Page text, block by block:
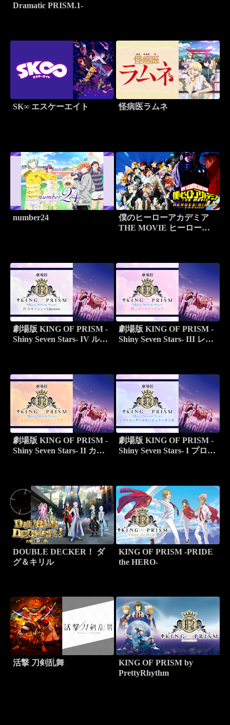
Dramatic PRISM.1-
SK∞ エスケーエイト 怪病医ラムネ
number24
僕のヒーローアカデミア
THE MOVIE ヒーロー
劇場版 KING OF PRISM -
Shiny Seven Stars- IV ルヰ
劇場版 KING OF PRISM -
Shiny Seven Stars- III レオ
劇場版 KING OF PRISM -
Shiny Seven Stars- II カケ
劇場版 KING OF PRISM -
Shiny Seven Stars- I プロロ
DOUBLE DECKER！ ダ
グ＆キリル
KING OF PRISM -PRIDE
the HERO-
活撃 刀剣乱舞
KING OF PRISM by
PrettyRhythm